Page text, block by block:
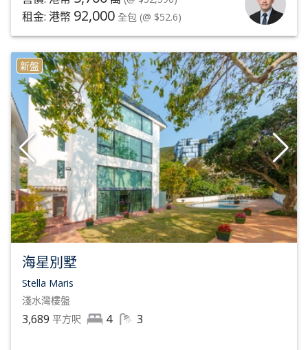
租金: 港幣 92,000 全包 (@ $52.6)
新盤
海星別墅
Stella Maris
淺水灣樓盤
3,689 平方呎 4 3